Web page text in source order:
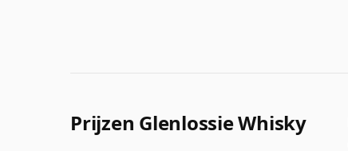
Prijzen Glenlossie Whisky